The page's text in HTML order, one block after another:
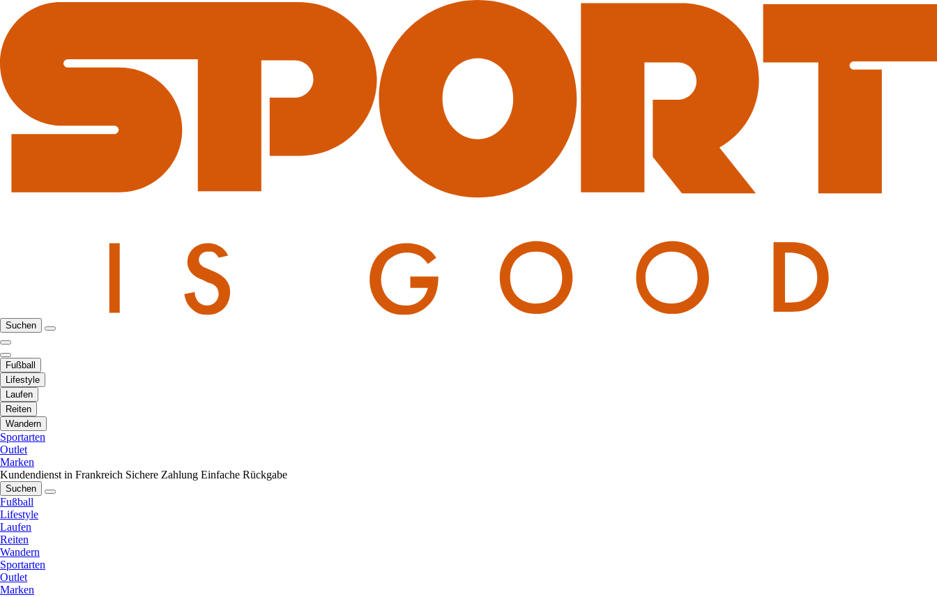
Suchen
Fußball
Lifestyle
Laufen
Reiten
Wandern
Sportarten
Outlet
Marken
Kundendienst in Frankreich Sichere Zahlung Einfache Rückgabe
Suchen
Fußball
Lifestyle
Laufen
Reiten
Wandern
Sportarten
Outlet
Marken